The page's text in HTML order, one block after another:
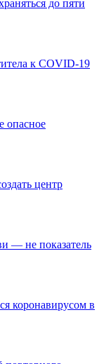
до пяти
к COVID-19
опасное
центр
— не показатель
коронавирусом в